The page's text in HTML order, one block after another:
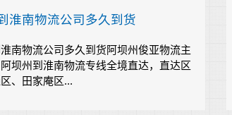
淮南物流公司多久到货
南物流公司多久到货阿坝州俊亚物流主
坝州到淮南物流专线全境直达，直达区
、田家庵区...